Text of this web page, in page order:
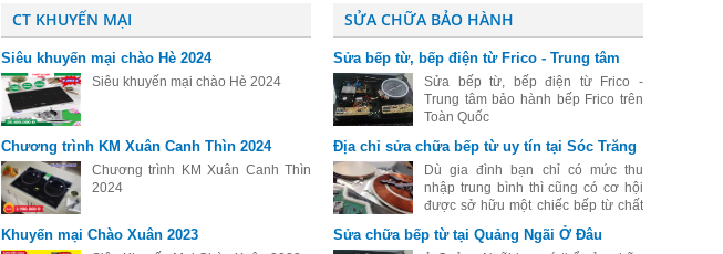
CT KHUYẾN MẠI
Siêu khuyến mại chào Hè 2024
Siêu khuyến mại chào Hè 2024
Chương trình KM Xuân Canh Thìn 2024
Chương trình KM Xuân Canh Thìn
2024
Khuyến mại Chào Xuân 2023
SỬA CHỮA BẢO HÀNH
Sửa bếp từ, bếp điện từ Frico - Trung tâm
bảo hành bếp Frico trên Toàn Quốc
Sửa bếp từ, bếp điện từ Frico -
Trung tâm bảo hành bếp Frico trên
Toàn Quốc
Địa chỉ sửa chữa bếp từ uy tín tại Sóc Trăng
Dù gia đình bạn chỉ có mức thu
nhập trung bình thì cũng có cơ hội
được sở hữu một chiếc bếp từ chất
lượng tốt. Cũng chính vì vậy mà
hiện nay số lượng người dân sống
Sửa chữa bếp từ tại Quảng Ngãi Ở Đâu